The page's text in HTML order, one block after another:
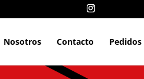
Nosotros Contacto Pedidos